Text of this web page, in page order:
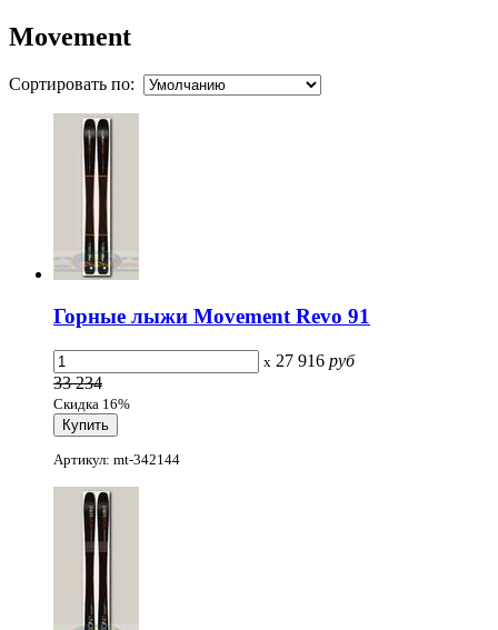
Movement
Сортировать по:
Горные лыжи Movement Revo 91
x 27 916 руб
33 234
Скидка 16%
Артикул: mt-342144